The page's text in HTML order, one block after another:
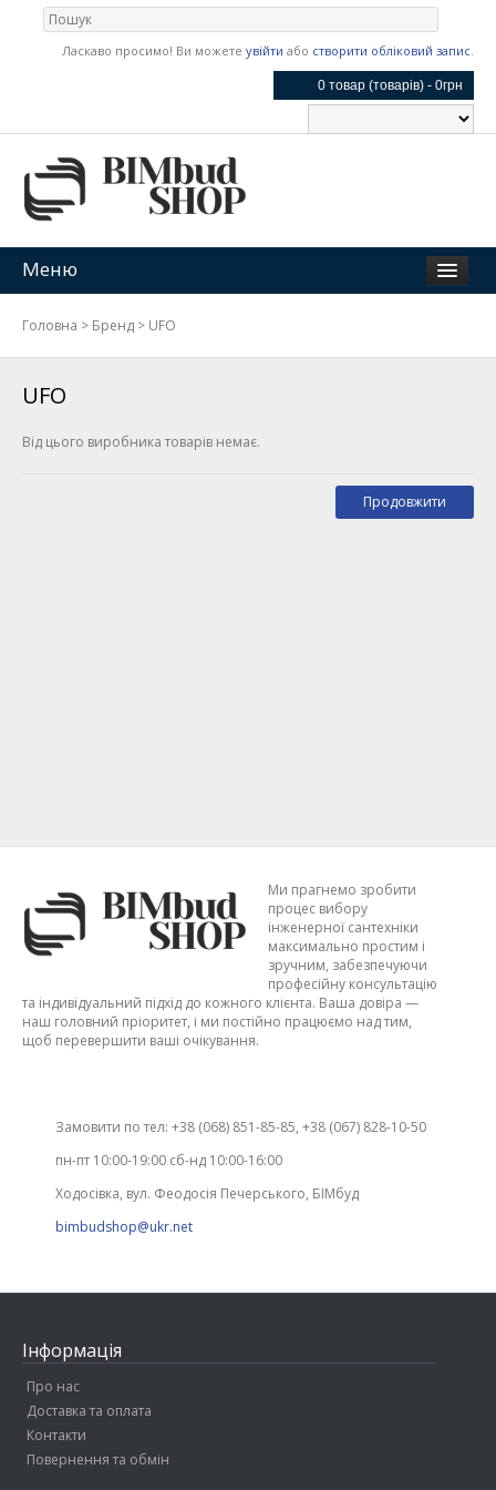
Ласкаво просимо! Ви можете увійти або створити обліковий запис.
0 товар (товарів) - 0грн
Меню
Головна > Бренд > UFO
UFO
Від цього виробника товарів немає.
Продовжити
Ми прагнемо зробити
процес вибору
інженерної сантехніки
максимально простим і
зручним, забезпечуючи
професійну консультацію
та індивідуальний підхід до кожного клієнта. Ваша довіра —
наш головний пріоритет, і ми постійно працюємо над тим,
щоб перевершити ваші очікування.
Замовити по тел: +38 (068) 851-85-85, +38 (067) 828-10-50
пн-пт 10:00-19:00 сб-нд 10:00-16:00
Ходосівка, вул. Феодосія Печерського, БІМбуд
bimbudshop@ukr.net
Інформація
Про нас
Доставка та оплата
Контакти
Повернення та обмін